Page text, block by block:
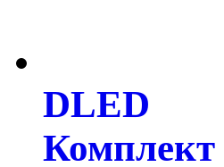
DLED
Комплект